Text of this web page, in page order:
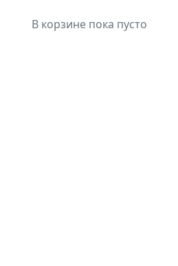
В корзине пока пусто